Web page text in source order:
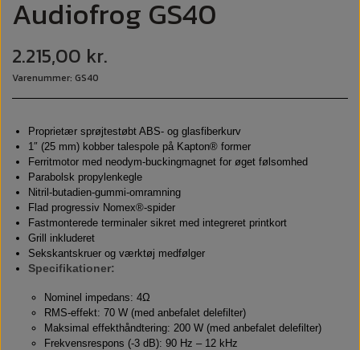
Audiofrog GS40
2.215,00 kr.
Varenummer: GS40
Proprietær sprøjtestøbt ABS- og glasfiberkurv
1″ (25 mm) kobber talespole på Kapton® former
Ferritmotor med neodym-buckingmagnet for øget følsomhed
Parabolsk propylenkegle
Nitril-butadien-gummi-omramning
Flad progressiv Nomex®-spider
Fastmonterede terminaler sikret med integreret printkort
Grill inkluderet
Sekskantskruer og værktøj medfølger
Specifikationer:
Nominel impedans: 4Ω
RMS-effekt: 70 W (med anbefalet delefilter)
Maksimal effekthåndtering: 200 W (med anbefalet delefilter)
Frekvensrespons (-3 dB): 90 Hz – 12 kHz